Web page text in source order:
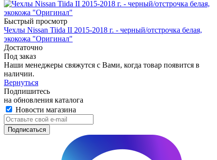
Быстрый просмотр
Чехлы Nissan Tiida II 2015-2018 г. - черный/отстрочка белая,
экокожа "Оригинал"
Достаточно
Под заказ
Наши менеджеры свяжутся с Вами, когда товар появится в
наличии.
Вернуться
Подпишитесь
на обновления каталога
Новости магазина